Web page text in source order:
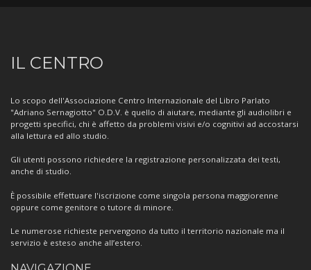
Informazioni
sul
Centro
IL CENTRO
Lo scopo dell'Associazione Centro Internazionale del Libro Parlato
"Adriano Sernagiotto" O.D.V. è quello di aiutare, mediante gli audiolibri e
progetti specifici, chi è affetto da problemi visivi e/o cognitivi ad accostarsi
alla lettura ed allo studio.
Gli utenti possono richiedere la registrazione personalizzata dei testi,
anche di studio.
È possibile effettuare l'iscrizione come singola persona maggiorenne
oppure come genitore o tutore di minore.
Le numerose richieste pervengono da tutto il territorio nazionale ma il
servizio è esteso anche all’estero.